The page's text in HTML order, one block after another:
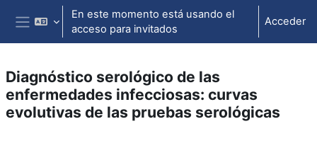
Salta al contenido principal
Panel lateral
En este momento está usando el
acceso para invitados
Acceder
Diagnóstico serológico de las
enfermedades infecciosas: curvas
evolutivas de las pruebas serológicas